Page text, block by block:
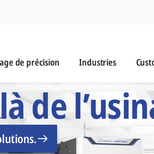
de précision Industries
-
de